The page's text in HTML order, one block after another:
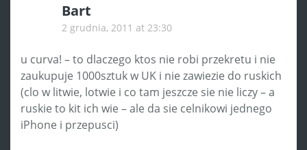
Bart
2 grudnia, 2011 at 23:30
u curva! – to dlaczego ktos nie robi przekretu i nie
zaukupuje 1000sztuk w UK i nie zawiezie do ruskich
(clo w litwie, lotwie i co tam jeszcze sie nie liczy – a
ruskie to kit ich wie – ale da sie celnikowi jednego
iPhone i przepusci)